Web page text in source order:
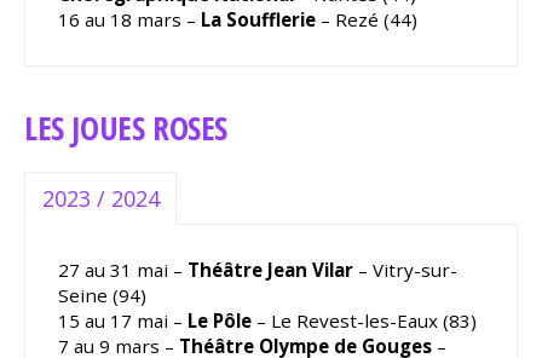
16 au 18 mars – La Soufflerie – Rezé (44)
LES JOUES ROSES
2023 / 2024
27 au 31 mai – Théâtre Jean Vilar – Vitry-sur-
Seine (94)
15 au 17 mai – Le Pôle – Le Revest-les-Eaux (83)
7 au 9 mars – Théâtre Olympe de Gouges –